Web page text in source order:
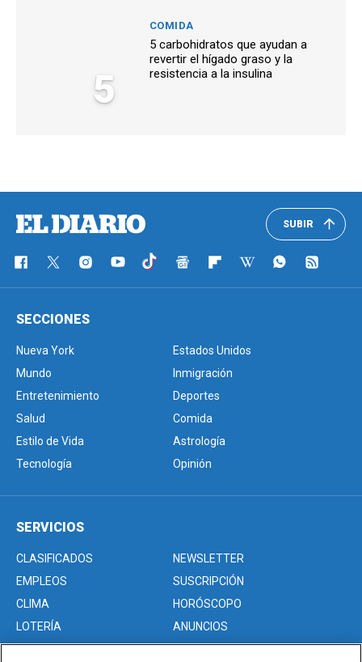
5
COMIDA
5 carbohidratos que ayudan a
revertir el hígado graso y la
resistencia a la insulina
SUBIR
SECCIONES
Nueva York
Estados Unidos
Mundo
Inmigración
Entretenimiento
Deportes
Salud
Comida
Estilo de Vida
Astrología
Tecnología
Opinión
SERVICIOS
CLASIFICADOS
NEWSLETTER
EMPLEOS
SUSCRIPCIÓN
CLIMA
HORÓSCOPO
LOTERÍA
ANUNCIOS